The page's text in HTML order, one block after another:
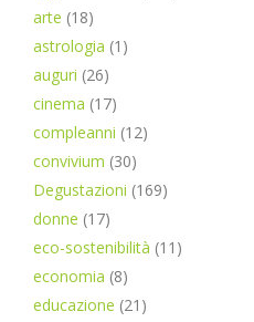
arte (18)
astrologia (1)
auguri (26)
cinema (17)
compleanni (12)
convivium (30)
Degustazioni (169)
donne (17)
eco-sostenibilità (11)
economia (8)
educazione (21)